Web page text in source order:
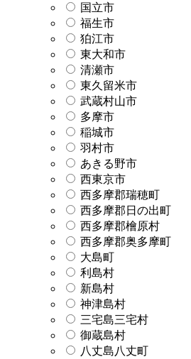
国立市
福生市
狛江市
東大和市
清瀬市
東久留米市
武蔵村山市
多摩市
稲城市
羽村市
あきる野市
西東京市
西多摩郡瑞穂町
西多摩郡日の出町
西多摩郡檜原村
西多摩郡奥多摩町
大島町
利島村
新島村
神津島村
三宅島三宅村
御蔵島村
八丈島八丈町